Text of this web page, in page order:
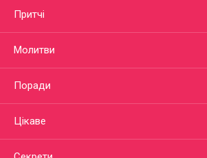
Притчі
Молитви
Поради
Цікаве